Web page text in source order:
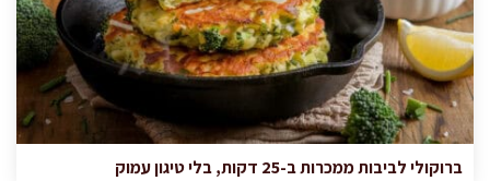
ברוקולי לביבות ממכרות ב-25 דקות, בלי טיגון עמוק